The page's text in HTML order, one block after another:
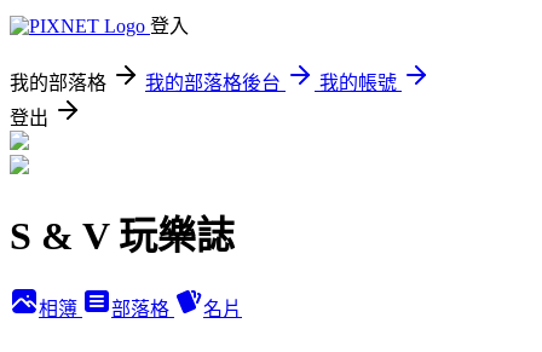
登入
我的部落格 我的部落格後台
我的帳號
登出
S & V 玩樂誌
相簿 部落格 名片